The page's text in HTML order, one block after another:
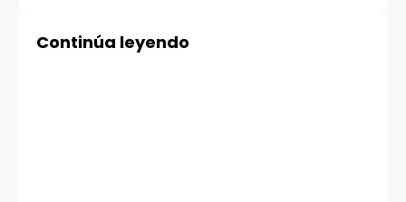
sendero al mirador
Continúa leyendo